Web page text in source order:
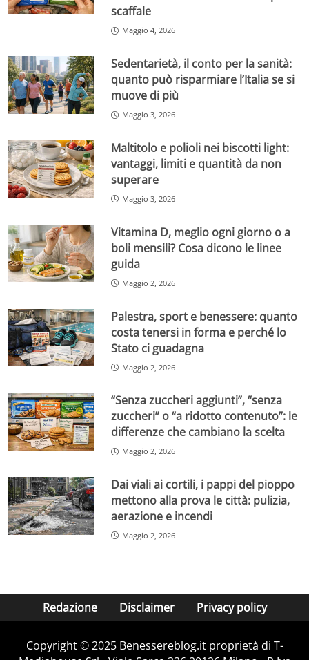
scaffale
Maggio 4, 2026
Sedentarietà, il conto per la sanità:
quanto può risparmiare l’Italia se si
muove di più
Maggio 3, 2026
Maltitolo e polioli nei biscotti light:
vantaggi, limiti e quantità da non
superare
Maggio 3, 2026
Vitamina D, meglio ogni giorno o a
boli mensili? Cosa dicono le linee
guida
Maggio 2, 2026
Palestra, sport e benessere: quanto
costa tenersi in forma e perché lo
Stato ci guadagna
Maggio 2, 2026
“Senza zuccheri aggiunti”, “senza
zuccheri” o “a ridotto contenuto”: le
differenze che cambiano la scelta
Maggio 2, 2026
Dai viali ai cortili, i pappi del pioppo
mettono alla prova le città: pulizia,
aerazione e incendi
Maggio 2, 2026
Redazione Disclaimer Privacy policy
Copyright © 2025 Benessereblog.it proprietà di T-